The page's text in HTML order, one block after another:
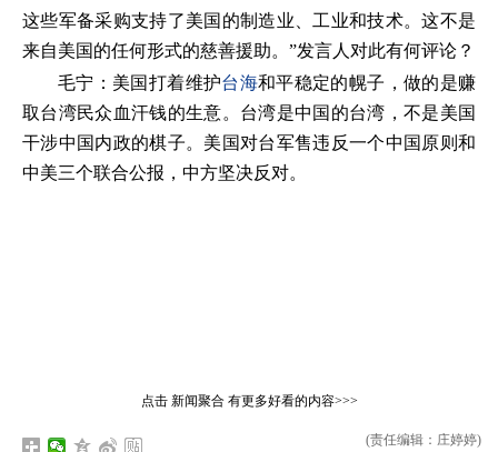
这些军备采购支持了美国的制造业、工业和技术。这不是
来自美国的任何形式的慈善援助。”发言人对此有何评论？
毛宁：美国打着维护台海和平稳定的幌子，做的是赚
取台湾民众血汗钱的生意。台湾是中国的台湾，不是美国
干涉中国内政的棋子。美国对台军售违反一个中国原则和
中美三个联合公报，中方坚决反对。
点击 新闻聚合有更多好看的内容>>>
(责任编辑：庄婷婷)